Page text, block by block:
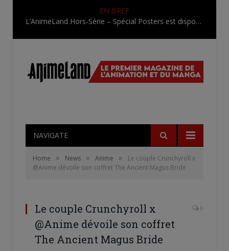
EN BREF
L’AnimeLand Hors-Série – Spécial Posters est disponible !
NAVIGATE
Home » News » Anime »
Le couple Crunchyroll x
@Anime dévoile son coffret The Ancient Magus Bride
Le couple Crunchyroll x
@Anime dévoile son coffret
The Ancient Magus Bride
0